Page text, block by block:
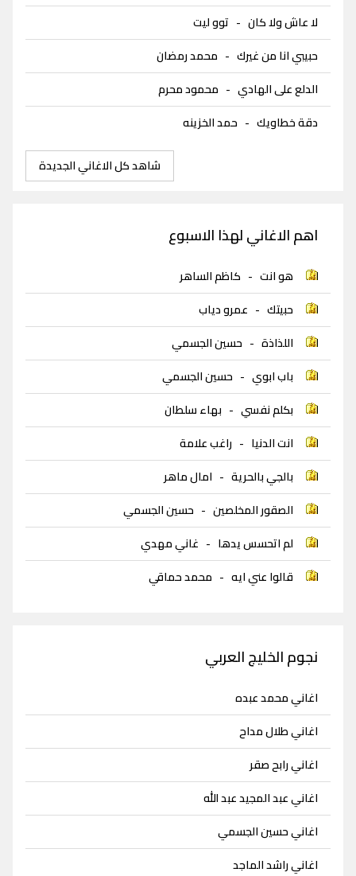
لا عاش ولا كان - توو ليت
حبيبي انا من غيرك - محمد رمضان
الدلع على الهادي - محمود محرم
دقة خطاويك - حمد الخزينه
شاهد كل الاغاني الجديدة
اهم الاغاني لهذا الاسبوع
هو انت - كاظم الساهر
حبيتك - عمرو دياب
اللذاذة - حسين الجسمي
باب ابوي - حسين الجسمي
بكلم نفسي - بهاء سلطان
انت الدنيا - راغب علامة
بالجي بالحرية - امال ماهر
الصقور المخلصين - حسين الجسمي
لم اتحسس يدها - غاني مهدي
قالوا عني ايه - محمد حماقي
نجوم الخليج العربي
اغاني محمد عبده
اغاني طلال مداح
اغاني رابح صقر
اغاني عبد المجيد عبد الله
اغاني حسين الجسمي
اغاني راشد الماجد